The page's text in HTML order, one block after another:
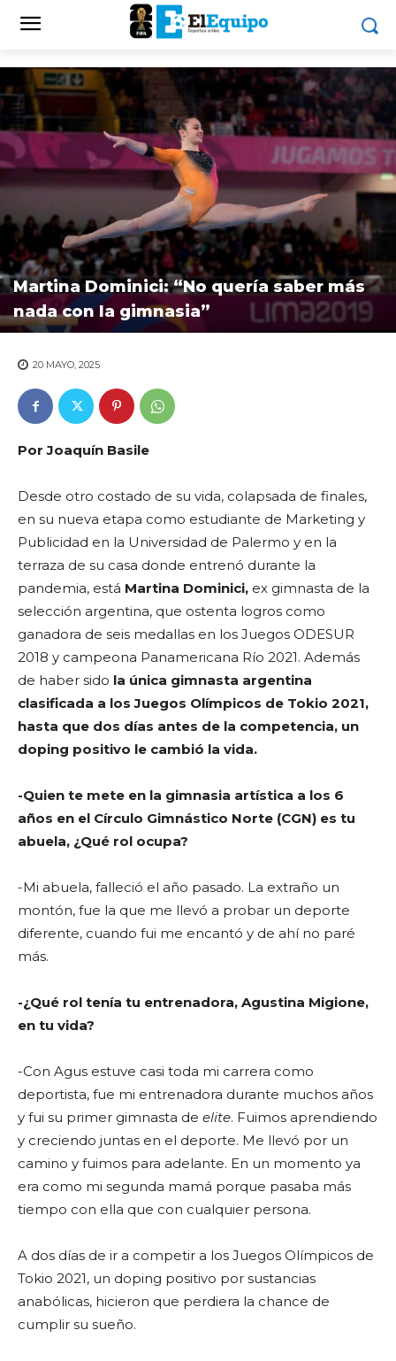
Martina Dominici: “No quería saber más
nada con la gimnasia”
20 MAYO, 2025
Por Joaquín Basile
Desde otro costado de su vida, colapsada de finales,
en su nueva etapa como estudiante de Marketing y
Publicidad en la Universidad de Palermo y en la
terraza de su casa donde entrenó durante la
pandemia, está Martina Dominici, ex gimnasta de la
selección argentina, que ostenta logros como
ganadora de seis medallas en los Juegos ODESUR
2018 y campeona Panamericana Río 2021. Además
de haber sido la única gimnasta argentina
clasificada a los Juegos Olímpicos de Tokio 2021,
hasta que dos días antes de la competencia, un
doping positivo le cambió la vida.
-Quien te mete en la gimnasia artística a los 6
años en el Círculo Gimnástico Norte (CGN) es tu
abuela, ¿Qué rol ocupa?
-Mi abuela, falleció el año pasado. La extraño un
montón, fue la que me llevó a probar un deporte
diferente, cuando fui me encantó y de ahí no paré
más.
-¿Qué rol tenía tu entrenadora, Agustina Migione,
en tu vida?
-Con Agus estuve casi toda mi carrera como
deportista, fue mi entrenadora durante muchos años
y fui su primer gimnasta de elite. Fuimos aprendiendo
y creciendo juntas en el deporte. Me llevó por un
camino y fuimos para adelante. En un momento ya
era como mi segunda mamá porque pasaba más
tiempo con ella que con cualquier persona.
A dos días de ir a competir a los Juegos Olímpicos de
Tokio 2021, un doping positivo por sustancias
anabólicas, hicieron que perdiera la chance de
cumplir su sueño.